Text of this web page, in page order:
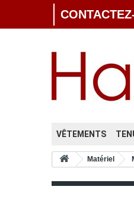
VÊTEMENTS
Matériel